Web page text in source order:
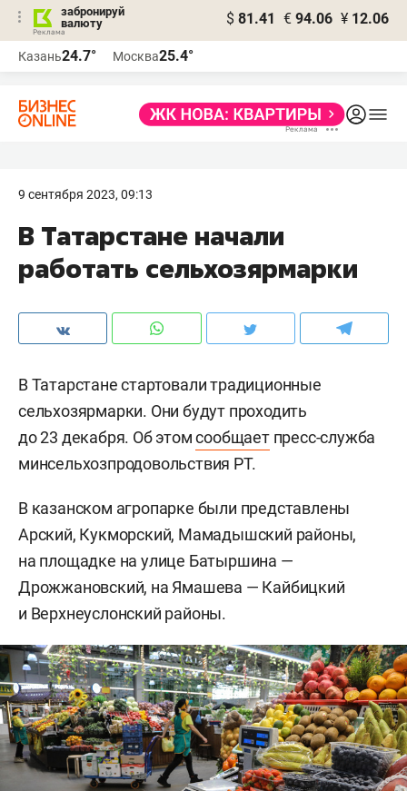
забронируй
валюту
$ 81.41 € 94.06 ¥ 12.06
Казань24.7° Москва25.4°
9 сентября 2023, 09:13
В Татарстане начали
работать сельхозярмарки
В Татарстане стартовали традиционные
сельхозярмарки. Они будут проходить
до 23 декабря. Об этомсообщаетпресс-служба
минсельхозпродовольствия РТ.
В казанском агропарке были представлены
Арский, Кукморский, Мамадышский районы,
на площадке на улице Батыршина —
Дрожжановский, на Ямашева — Кайбицкий
и Верхнеуслонский районы.